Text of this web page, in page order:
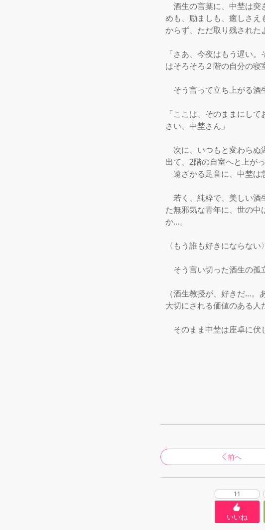
酒生の言葉に、中埜は突
めも、励ましも、癒しさえ
からず、ただ取り残された
「さあ、今夜はもう遅い
はそろそろ２階の自分の寝
そう言って立ち上がる酒
「ここは、そのままにし
さい、中埜さん」
次に、いつもと変わらぬ
出て、2階の自室へと上がっ
遠ざかる足音に、中埜は
若く、純粋で、美しい酒
た無邪気な青年に、世の
か…。
〈もう誰も好きにならない〉
そう言い切った酒生の孤
（酒生教授が、好きだ…。
大切にされる価値のある
そのまま中埜は座卓に伏
前へ
11
いいね